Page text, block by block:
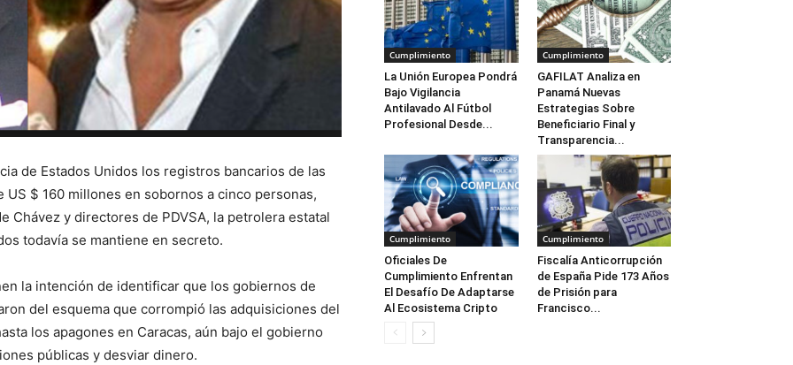
de Estados Unidos los registros bancarios de las
$ 160 millones en sobornos a cinco personas,
y directores de PDVSA, la petrolera estatal
todavía se mantiene en secreto.
la intención de identificar que los gobiernos de
del esquema que corrompió las adquisiciones del
los apagones en Caracas, aún bajo el gobierno
públicas y desviar dinero.
Cumplimiento
La Unión Europea Pondrá
Bajo Vigilancia
Antilavado Al Fútbol
Profesional Desde...
Cumplimiento
GAFILAT Analiza en
Panamá Nuevas
Estrategias Sobre
Beneficiario Final y
Transparencia...
Cumplimiento
Oficiales De
Cumplimiento Enfrentan
El Desafío De Adaptarse
Al Ecosistema Cripto
Cumplimiento
Fiscalía Anticorrupción
de España Pide 173 Años
de Prisión para
Francisco...